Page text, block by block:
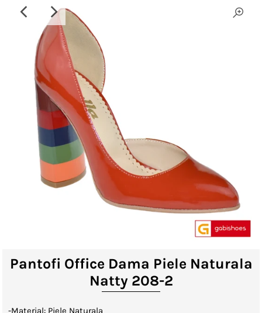
Pantofi Office Dama Piele Naturala
Natty 208-2
-Material: Piele Naturala
Rieker
Reduceri
Lenjerii de Pat
Autentificare sau creeaza cont